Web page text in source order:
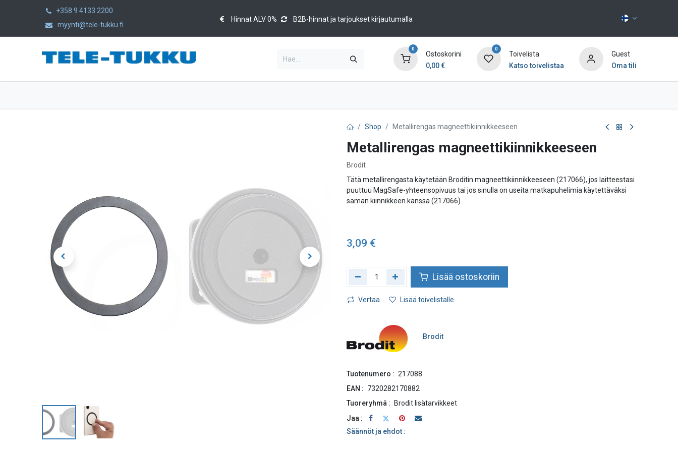
+358 9 4133 2200
myynti@tele-tukku.fi
Hinnat ALV 0% B2B-hinnat ja tarjoukset kirjautumalla
0
Ostoskorini
0,00€
0
Toivelista
Katso toivelistaa
Guest
Oma tili
Shop Metallirengas magneettikiinnikkeeseen
Metallirengas magneettikiinnikkeeseen
Brodit
Tätä metallirengasta käytetään Broditin magneettikiinnikkeeseen (217066), jos laitteestasi
puuttuu MagSafe-yhteensopivuus tai jos sinulla on useita matkapuhelimia käytettäväksi
saman kiinnikkeen kanssa (217066).
3,09 €
Lisää ostoskoriin
Vertaa Lisää toivelistalle
Brodit
Tuotenumero : 217088
EAN : 7320282170882
Tuoreryhmä :
Brodit lisätarvikkeet
Jaa :
Säännöt ja ehdot :